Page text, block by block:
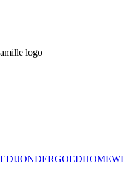
ONDERGOED